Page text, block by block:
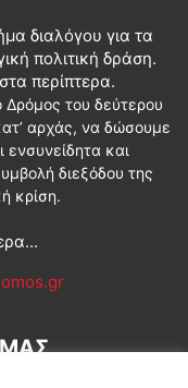
διαλόγου για τα
πολιτική δράση.
περίπτερα.
Δρόμος του δεύτερου
αρχάς, να δώσουμε
και
διεξόδου της
κρίση.